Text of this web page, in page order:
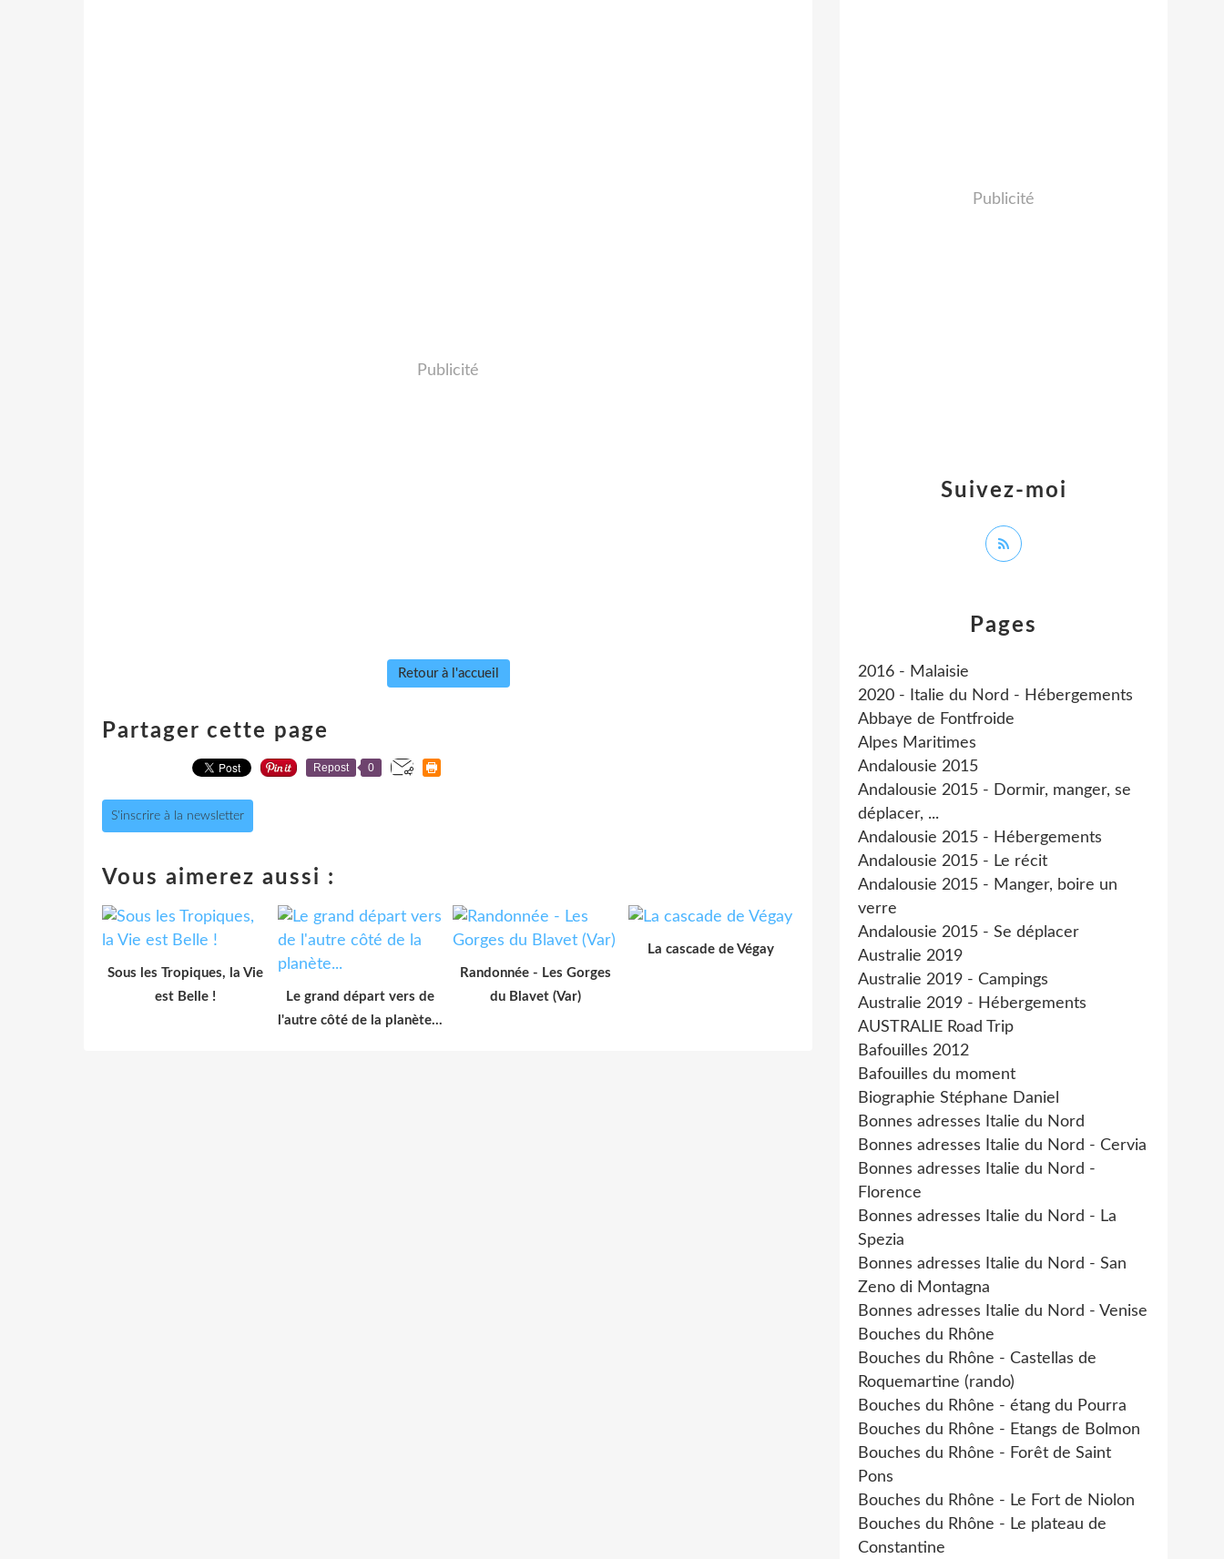
Publicité
Retour à l'accueil
Partager cette page
Repost 0
S'inscrire à la newsletter
Vous aimerez aussi :
Sous les Tropiques, la Vie
est Belle !
Le grand départ vers de
l'autre côté de la planète...
Randonnée - Les Gorges
du Blavet (Var)
La cascade de Végay
Pages
2016 - Malaisie
2020 - Italie du Nord - Hébergements
Abbaye de Fontfroide
Alpes Maritimes
Andalousie 2015
Andalousie 2015 - Dormir, manger, se
déplacer, ...
Andalousie 2015 - Hébergements
Andalousie 2015 - Le récit
Andalousie 2015 - Manger, boire un
verre
Andalousie 2015 - Se déplacer
Australie 2019
Australie 2019 - Campings
Australie 2019 - Hébergements
AUSTRALIE Road Trip
Bafouilles 2012
Bafouilles du moment
Biographie Stéphane Daniel
Bonnes adresses Italie du Nord
Bonnes adresses Italie du Nord - Cervia
Bonnes adresses Italie du Nord -
Florence
Bonnes adresses Italie du Nord - La
Spezia
Bonnes adresses Italie du Nord - San
Zeno di Montagna
Bonnes adresses Italie du Nord - Venise
Bouches du Rhône
Bouches du Rhône - Castellas de
Roquemartine (rando)
Bouches du Rhône - étang du Pourra
Bouches du Rhône - Etangs de Bolmon
Bouches du Rhône - Forêt de Saint
Pons
Bouches du Rhône - Le Fort de Niolon
Bouches du Rhône - Le plateau de
Constantine
Suivez-moi
Publicité